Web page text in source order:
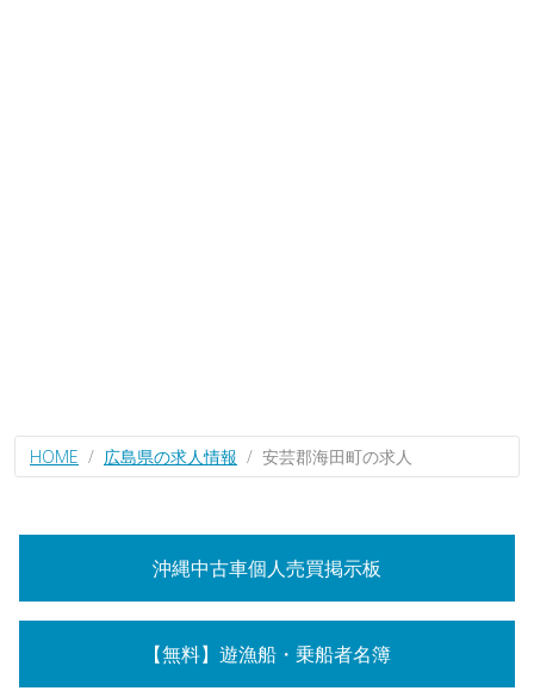
HOME 広島県の求人情報 安芸郡海田町の求人
沖縄中古車個人売買掲示板
【無料】遊漁船・乗船者名簿